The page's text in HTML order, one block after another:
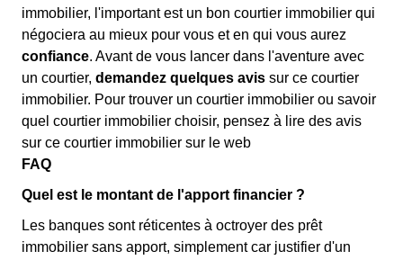
immobilier, l'important est un bon courtier immobilier qui
négociera au mieux pour vous et en qui vous aurez
confiance. Avant de vous lancer dans l'aventure avec
un courtier, demandez quelques avis sur ce courtier
immobilier. Pour trouver un courtier immobilier ou savoir
quel courtier immobilier choisir, pensez à lire des avis
sur ce courtier immobilier sur le web
FAQ
Quel est le montant de l'apport financier ?
Les banques sont réticentes à octroyer des prêt
immobilier sans apport, simplement car justifier d'un